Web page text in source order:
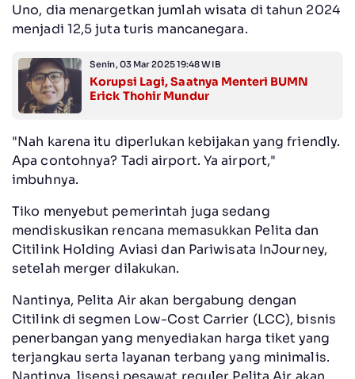
Uno, dia menargetkan jumlah wisata di tahun 2024
menjadi 12,5 juta turis mancanegara.
Senin, 03 Mar 2025 19:48 WIB
Korupsi Lagi, Saatnya Menteri BUMN
Erick Thohir Mundur
"Nah karena itu diperlukan kebijakan yang friendly.
Apa contohnya? Tadi airport. Ya airport,"
imbuhnya.
Tiko menyebut pemerintah juga sedang
mendiskusikan rencana memasukkan Pelita dan
Citilink Holding Aviasi dan Pariwisata InJourney,
setelah merger dilakukan.
Nantinya, Pelita Air akan bergabung dengan
Citilink di segmen Low-Cost Carrier (LCC), bisnis
penerbangan yang menyediakan harga tiket yang
terjangkau serta layanan terbang yang minimalis.